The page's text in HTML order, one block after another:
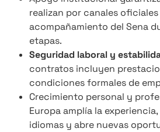
realizan por canales
acompañamiento del Sena
etapas.
Seguridad laboral y
contratos incluyen
condiciones formales de
Crecimiento personal y
Europa amplía la
idiomas y abre nuevas